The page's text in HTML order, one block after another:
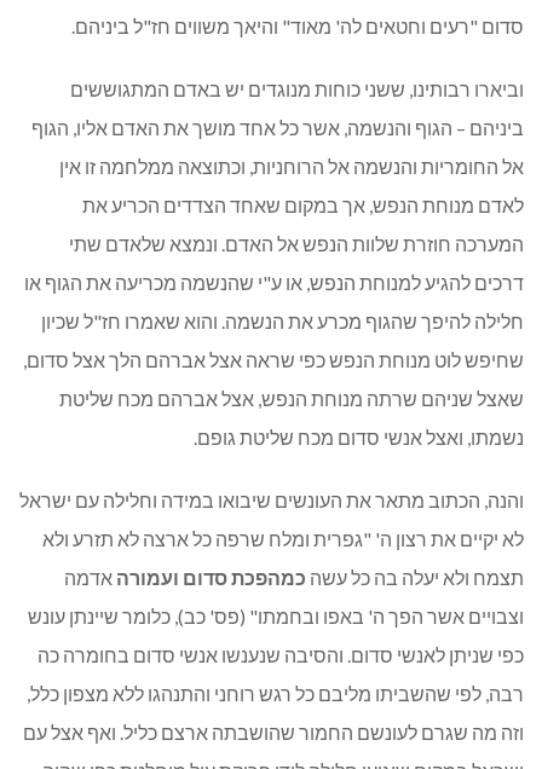
סדום "רעים וחטאים לה' מאוד" והיאך משווים חז"ל ביניהם.
וביארו רבותינו, ששני כוחות מנוגדים יש באדם המתגוששים
ביניהם – הגוף והנשמה, אשר כל אחד מושך את האדם אליו, הגוף
אל החומריות והנשמה אל הרוחניות, וכתוצאה ממלחמה זו אין
לאדם מנוחת הנפש, אך במקום שאחד הצדדים הכריע את
המערכה חוזרת שלוות הנפש אל האדם. ונמצא שלאדם שתי
דרכים להגיע למנוחת הנפש, או ע"י שהנשמה מכריעה את הגוף או
חלילה להיפך שהגוף מכרע את הנשמה. והוא שאמרו חז"ל שכיון
שחיפש לוט מנוחת הנפש כפי שראה אצל אברהם הלך אצל סדום,
שאצל שניהם שרתה מנוחת הנפש, אצל אברהם מכח שליטת
נשמתו, ואצל אנשי סדום מכח שליטת גופם.
והנה, הכתוב מתאר את העונשים שיבואו במידה וחלילה עם ישראל
לא יקיים את רצון ה' "גפרית ומלח שרפה כל ארצה לא תזרע ולא
תצמח ולא יעלה בה כל עשה כמהפכת סדום ועמורה אדמה
וצבויים אשר הפך ה' באפו ובחמתו" (פס' כב), כלומר שיינתן עונש
כפי שניתן לאנשי סדום. והסיבה שנענשו אנשי סדום בחומרה כה
רבה, לפי שהשביתו מליבם כל רגש רוחני והתנהגו ללא מצפון כלל,
וזה מה שגרם לעונשם החמור שהושבתה ארצם כליל. ואף אצל עם